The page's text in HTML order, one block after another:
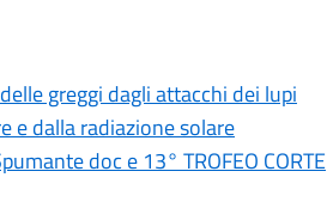
greggi dagli attacchi dei lupi
e dalla radiazione solare
doc e 13° TROFEO CORTE